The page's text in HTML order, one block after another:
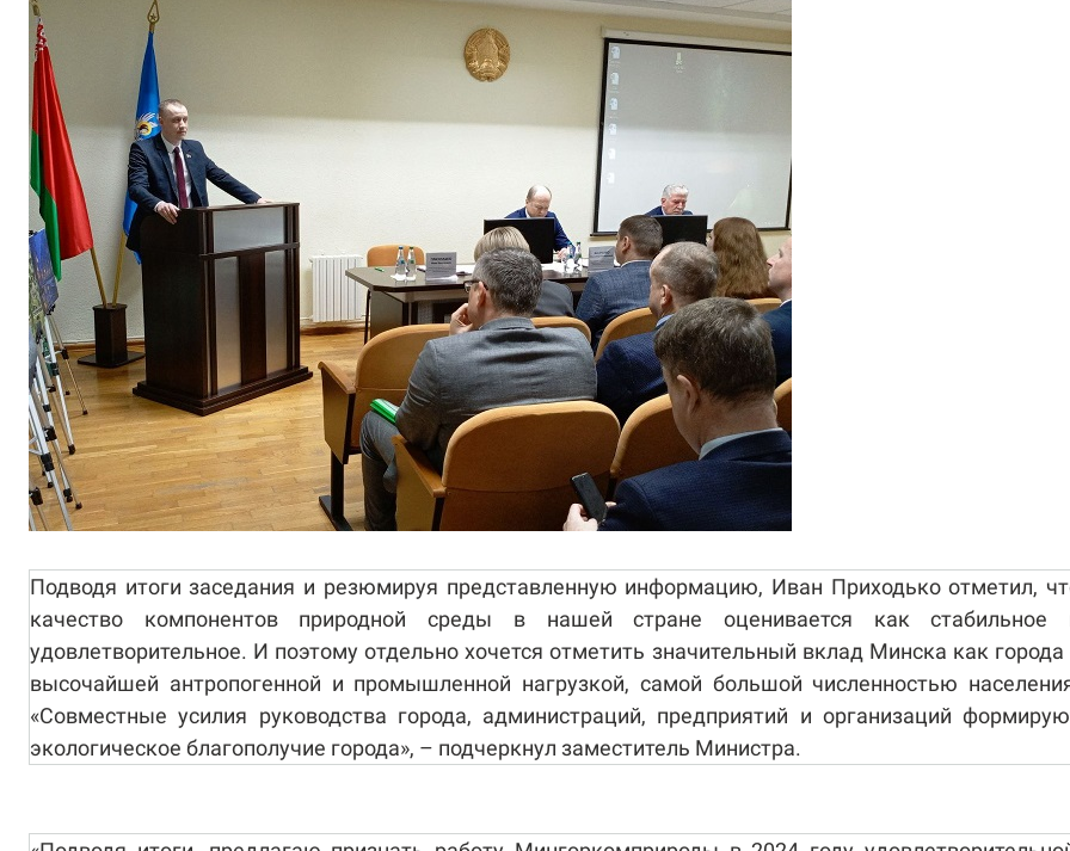
Подводя итоги заседания и резюмируя представленную информацию, Иван Приходько отметил,
качество компонентов природной среды в нашей стране оценивается как стабильное
удовлетворительное. И поэтому отдельно хочется отметить значительный вклад Минска как города
высочайшей антропогенной и промышленной нагрузкой, самой большой численностью
«Совместные усилия руководства города, администраций, предприятий и организаций
экологическое благополучие города», – подчеркнул заместитель Министра.